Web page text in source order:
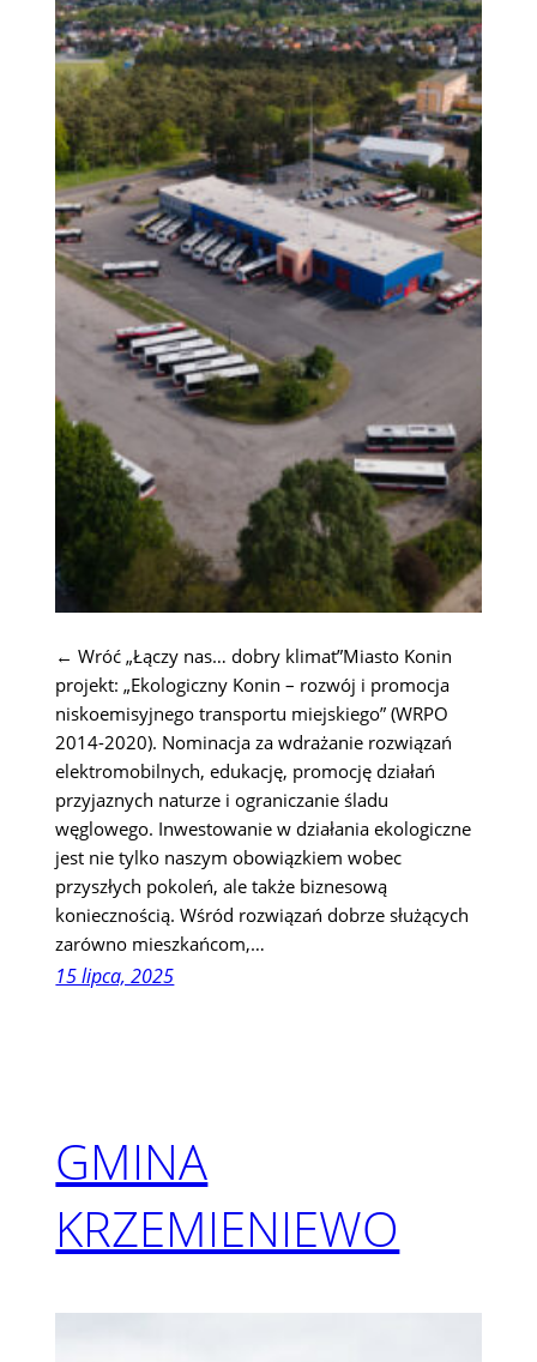
← Wróć „Łączy nas… dobry klimat”Miasto Konin
projekt: „Ekologiczny Konin – rozwój i promocja
niskoemisyjnego transportu miejskiego” (WRPO
2014-2020). Nominacja za wdrażanie rozwiązań
elektromobilnych, edukację, promocję działań
przyjaznych naturze i ograniczanie śladu
węglowego. Inwestowanie w działania ekologiczne
jest nie tylko naszym obowiązkiem wobec
przyszłych pokoleń, ale także biznesową
koniecznością. Wśród rozwiązań dobrze służących
zarówno mieszkańcom,…
15 lipca, 2025
GMINA
KRZEMIENIEWO